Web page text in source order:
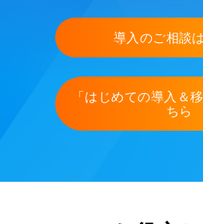
導入のご相談
「はじめての導入＆
ちら